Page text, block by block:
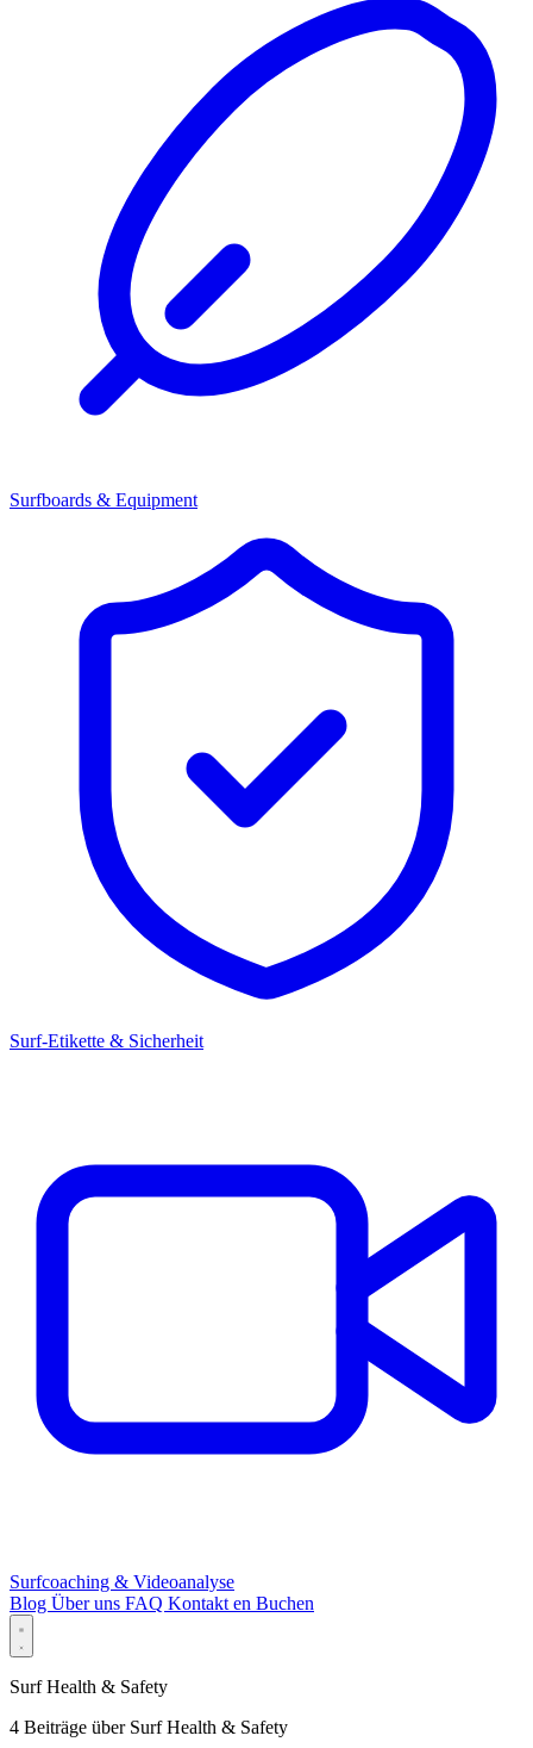
Surfboards & Equipment
Surf-Etikette & Sicherheit
Surfcoaching & Videoanalyse
Blog Über uns FAQ Kontakten Buchen
Surf Health & Safety
4 Beiträge über Surf Health & Safety